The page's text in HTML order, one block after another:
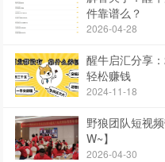
件靠谱么？
2026-04-28
醒牛启汇分享
轻松赚钱
2024-11-18
野狼团队短视
W~】
2026-04-30